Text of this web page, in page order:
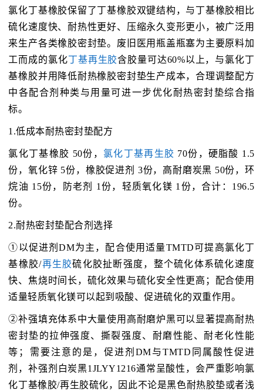
氯化丁基橡胶保留了丁基橡胶双键结构，与丁基橡胶相比
硫化速度快、耐热性更好、压缩永久变形更小，被广泛用
来生产各类橡胶密封垫。废旧医用瓶盖瓶塞为主要原料加
工而成的氯化丁基再生胶含胶量可达60%以上，与氯化丁
基橡胶并用降低耐热橡胶密封垫生产成本，合理调整配方
中各配合剂种类与用量可进一步优化耐热密封垫综合指
标。
1.低成本耐热密封垫配方
氯化丁基橡胶 50份， 氯化丁基再生胶 70份，硬脂酸 1.5
份，氧化锌 5份，橡胶促进剂 3份，高耐磨炭黑 50份，环
烷油 15份，防老剂 1份，轻质氧化镁 1份，合计：196.5
份。
2.耐热密封垫配合剂选择
①以促进剂DM为主，配合使用适量TMTD可提高氯化丁
基橡胶/再生胶硫化胶扯断强度，整个硫化体系硫化速度
快、焦烧时间长，硫化效果与硫化安全性更高；配合使用
适量轻质氧化镁可以起到吸酸、促进硫化的双重作用。
②补强填充体系中大量使用高耐磨炉黑可以显著提高耐热
密封垫的拉伸强度、撕裂强度、耐磨性能、耐老化性能
等；需要注意的是，促进剂DM与TMTD同属酸性促进
剂，补强剂白炭黑1JLYY1216通常呈酸性，会严重影响氯
化丁基橡胶/再生胶硫化，因此不论是黑色耐热胶垫或者浅